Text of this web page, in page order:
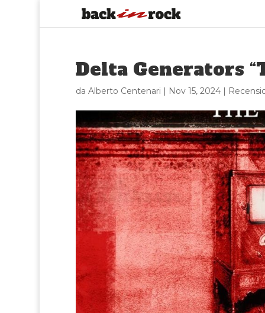
Delta Generators
da Alberto Centenari | Nov 15, 2024|